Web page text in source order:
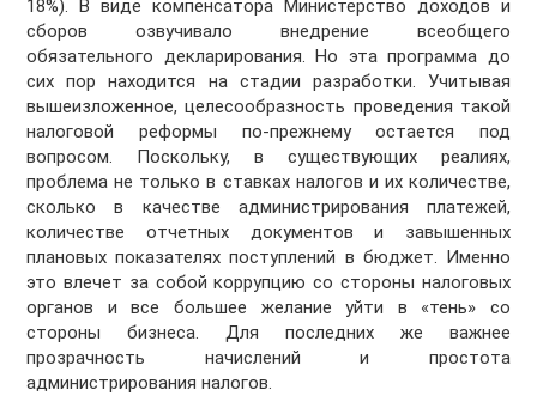
18%). В виде компенсатора Министерство доходов и
сборов озвучивало внедрение всеобщего
обязательного декларирования. Но эта программа до
сих пор находится на стадии разработки. Учитывая
вышеизложенное, целесообразность проведения такой
налоговой реформы по-прежнему остается под
вопросом. Поскольку, в существующих реалиях,
проблема не только в ставках налогов и их количестве,
сколько в качестве администрирования платежей,
количестве отчетных документов и завышенных
плановых показателях поступлений в бюджет. Именно
это влечет за собой коррупцию со стороны налоговых
органов и все большее желание уйти в «тень» со
стороны бизнеса. Для последних же важнее
прозрачность начислений и простота
администрирования налогов.